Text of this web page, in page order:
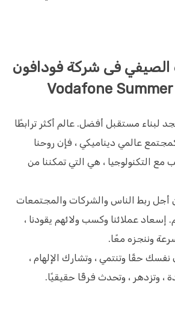
فى شركة فودافون
لبناء مستقبل أفضل. عالم أكثر ترابطًا
عالمي ديناميكي ، فإن روحنا
مع التكنولوجيا ، هي التي تمكننا من
أجل ربط الناس والشركات والمجتمعات
إسعاد عملائنا وكسب ولائهم يقودنا ،
وننجزه معًا.
حقًا وتنتمي ، وتشارك الإلهام ،
، وتزدهر ، وتحدث فرقًا حقيقيًا.